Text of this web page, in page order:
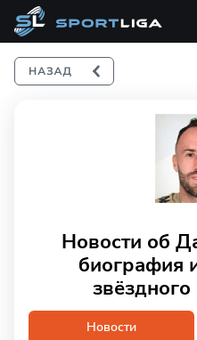
Новости об
биография
Новости